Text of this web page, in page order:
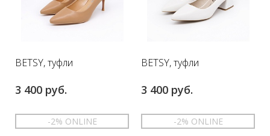
BETSY, туфли
3 400 руб.
-2% ONLINE
BETSY, туфли
3 400 руб.
-2% ONLINE